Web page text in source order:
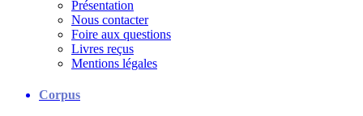
Présentation
Nous contacter
Foire aux questions
Livres reçus
Mentions légales
Corpus